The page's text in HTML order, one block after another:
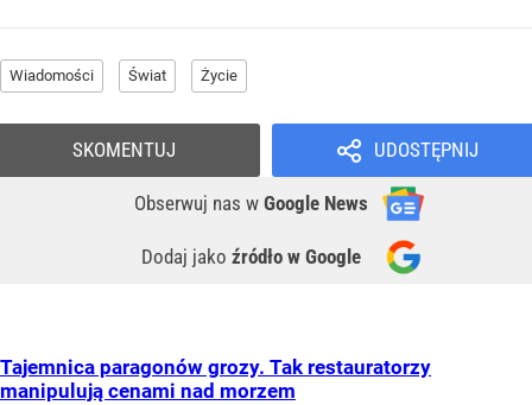
Wiadomości Świat Życie
UDOSTĘPNIJ
Obserwuj nas w Google News
Dodaj jako źródło w Google
SKOMENTUJ
Tajemnica paragonów grozy. Tak restauratorzy
manipulują cenami nad morzem